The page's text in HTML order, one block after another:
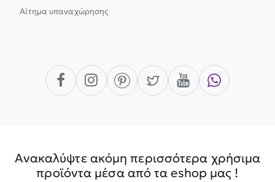
Αίτημα υπαναχώρησης
Ανακαλύψτε ακόμη περισσότερα χρήσιμα
προϊόντα μέσα από τα eshop μας !